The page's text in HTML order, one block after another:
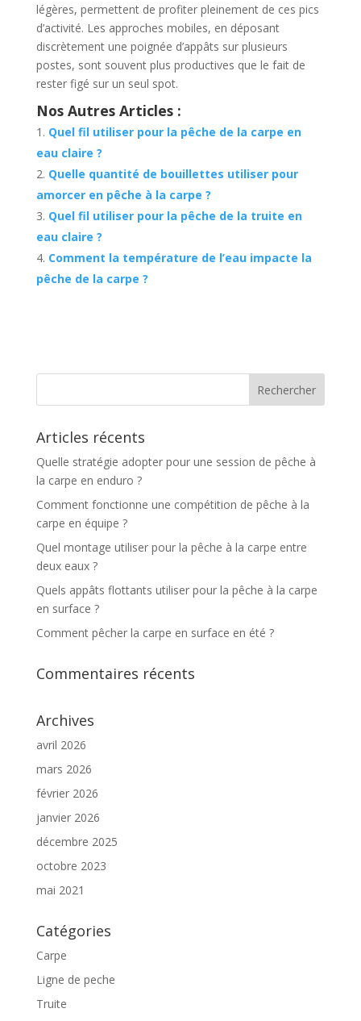
légères, permettent de profiter pleinement de ces pics
d’activité. Les approches mobiles, en déposant
discrètement une poignée d’appâts sur plusieurs
postes, sont souvent plus productives que le fait de
rester figé sur un seul spot.
Nos Autres Articles :
Quel fil utiliser pour la pêche de la carpe en
eau claire ?
Quelle quantité de bouillettes utiliser pour
amorcer en pêche à la carpe ?
Quel fil utiliser pour la pêche de la truite en
eau claire ?
Comment la température de l’eau impacte la
pêche de la carpe ?
Articles récents
Quelle stratégie adopter pour une session de pêche à
la carpe en enduro ?
Comment fonctionne une compétition de pêche à la
carpe en équipe ?
Quel montage utiliser pour la pêche à la carpe entre
deux eaux ?
Quels appâts flottants utiliser pour la pêche à la carpe
en surface ?
Comment pêcher la carpe en surface en été ?
Commentaires récents
Archives
avril 2026
mars 2026
février 2026
janvier 2026
décembre 2025
octobre 2023
mai 2021
Catégories
Carpe
Ligne de peche
Truite